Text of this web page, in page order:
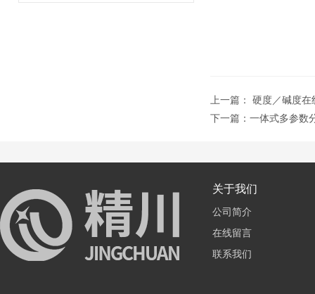
上一篇： 硬度／碱度在
下一篇： 一体式多参数
关于我们
公司简介
在线留言
联系我们